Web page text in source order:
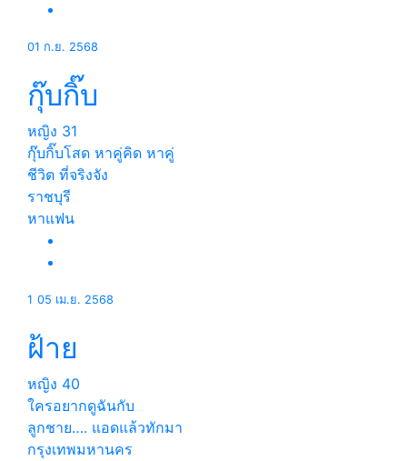
01 ก.ย. 2568
กุ๊บกิ๊บ
หญิง 31
กุ๊บกิ๊บโสด หาคู่คิด หาคู่
ชีวิต ที่จริงจัง
ราชบุรี
หาแฟน
1 05 เม.ย. 2568
ฝ้าย
หญิง 40
ใครอยากดูฉันกับ
ลูกชาย…. แอดแล้วทักมา
กรุงเทพมหานคร